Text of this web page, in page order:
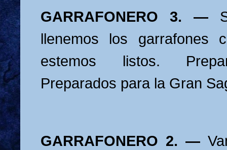
GARRAFONERO 3. —
llenemos los garrafones
estemos listos.
Preparados para la Gran
GARRAFONERO 2. —